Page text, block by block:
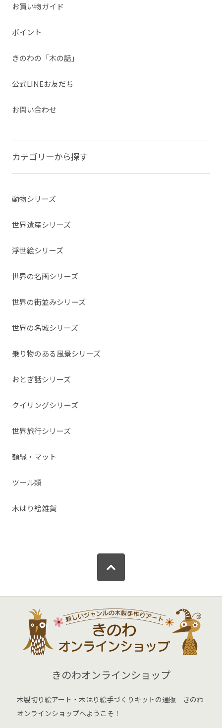
お買い物ガイド
ポイント
きのわの「木の話」
公式LINEお友だち
お問い合わせ
カテゴリーから探す
動物シリーズ
世界遺産シリーズ
浮世絵シリーズ
世界の名画シリーズ
世界の街並みシリーズ
世界の名城シリーズ
乗り物のある風景シリーズ
おとぎ話シリーズ
クイリングシリーズ
世界旅行シリーズ
額縁・マット
ツール類
木はり絵雑貨
きのわオンラインショップ
木製切り絵アート・木はり絵手づくりキットの通販 きのわ
オンラインショップへようこそ！